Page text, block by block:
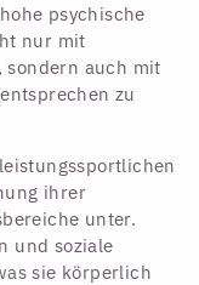
psychische
nur mit
sondern auch mit
zu
ihrer
unter.
und soziale
sie körperlich